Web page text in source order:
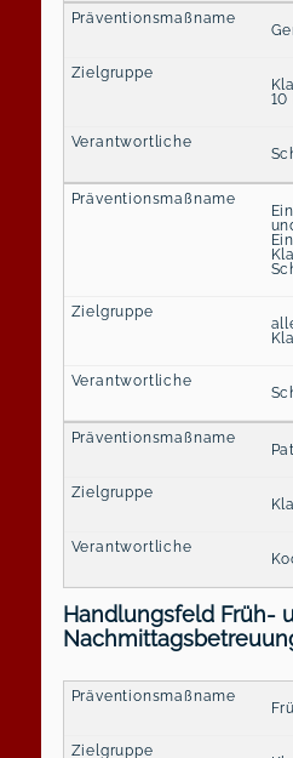
10
Handlungsfeld Früh-